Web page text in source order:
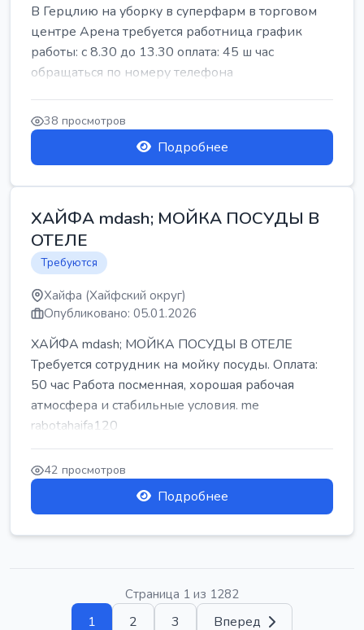
В Герцлию на уборку в суперфарм в торговом
центре Арена требуется работница график
работы: с 8.30 до 13.30 оплата: 45 ш час
обращаться по номеру телефона
38 просмотров
Подробнее
ХАЙФА mdash; МОЙКА ПОСУДЫ В
ОТЕЛЕ
Требуются
Хайфа (Хайфский округ)
Опубликовано: 05.01.2026
ХАЙФА mdash; МОЙКА ПОСУДЫ В ОТЕЛЕ
Требуется сотрудник на мойку посуды. Оплата:
50 час Работа посменная, хорошая рабочая
атмосфера и стабильные условия. me
rabotahaifa120
42 просмотров
Подробнее
Страница 1 из 1282
1 2 3 Вперед